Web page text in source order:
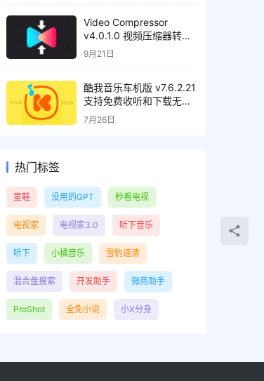
Video Compressor
v4.0.1.0 视频压缩器转换
器，解锁高级版
9月21日
酷我音乐车机版 v7.6.2.21
支持免费收听和下载无损
音质歌曲，解锁会员绿化
版
7月26日
热门标签
童鞋 没用的GPT 秒看电视
电视家 电视家3.0 听下音乐
听下 小橘音乐 雪豹速清
混合盘搜索 开发助手 微商助手
ProShot 全免小说 小X分身